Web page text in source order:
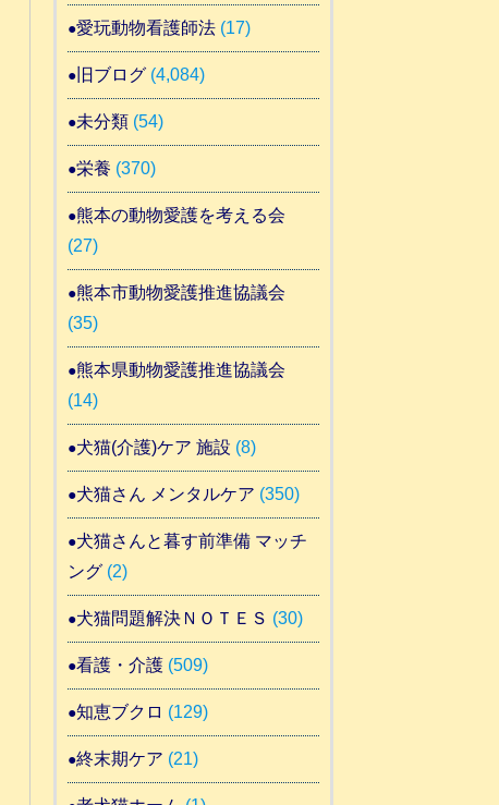
愛玩動物看護師法(17)
旧ブログ(4,084)
未分類(54)
栄養 (370)
熊本の動物愛護を考える会
(27)
熊本市動物愛護推進協議会
(35)
熊本県動物愛護推進協議会
(14)
犬猫(介護)ケア 施設 (8)
犬猫さん メンタルケア (350)
犬猫さんと暮す前準備 マッチ
ング(2)
犬猫問題解決ＮＯＴＥＳ (30)
看護・介護(509)
知恵ブクロ (129)
終末期ケア (21)